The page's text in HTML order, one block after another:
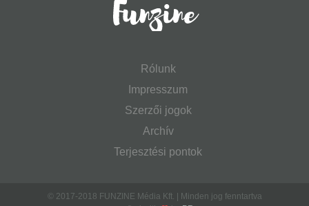
Rólunk
Impresszum
Szerzői jogok
Archív
Terjesztési pontok
© 2017-2018 FUNZINE Média Kft. | Minden jog fenntartva